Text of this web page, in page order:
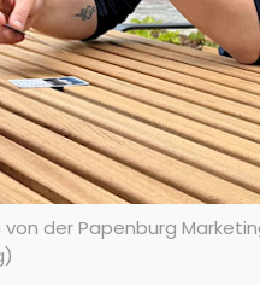
der Papenburg